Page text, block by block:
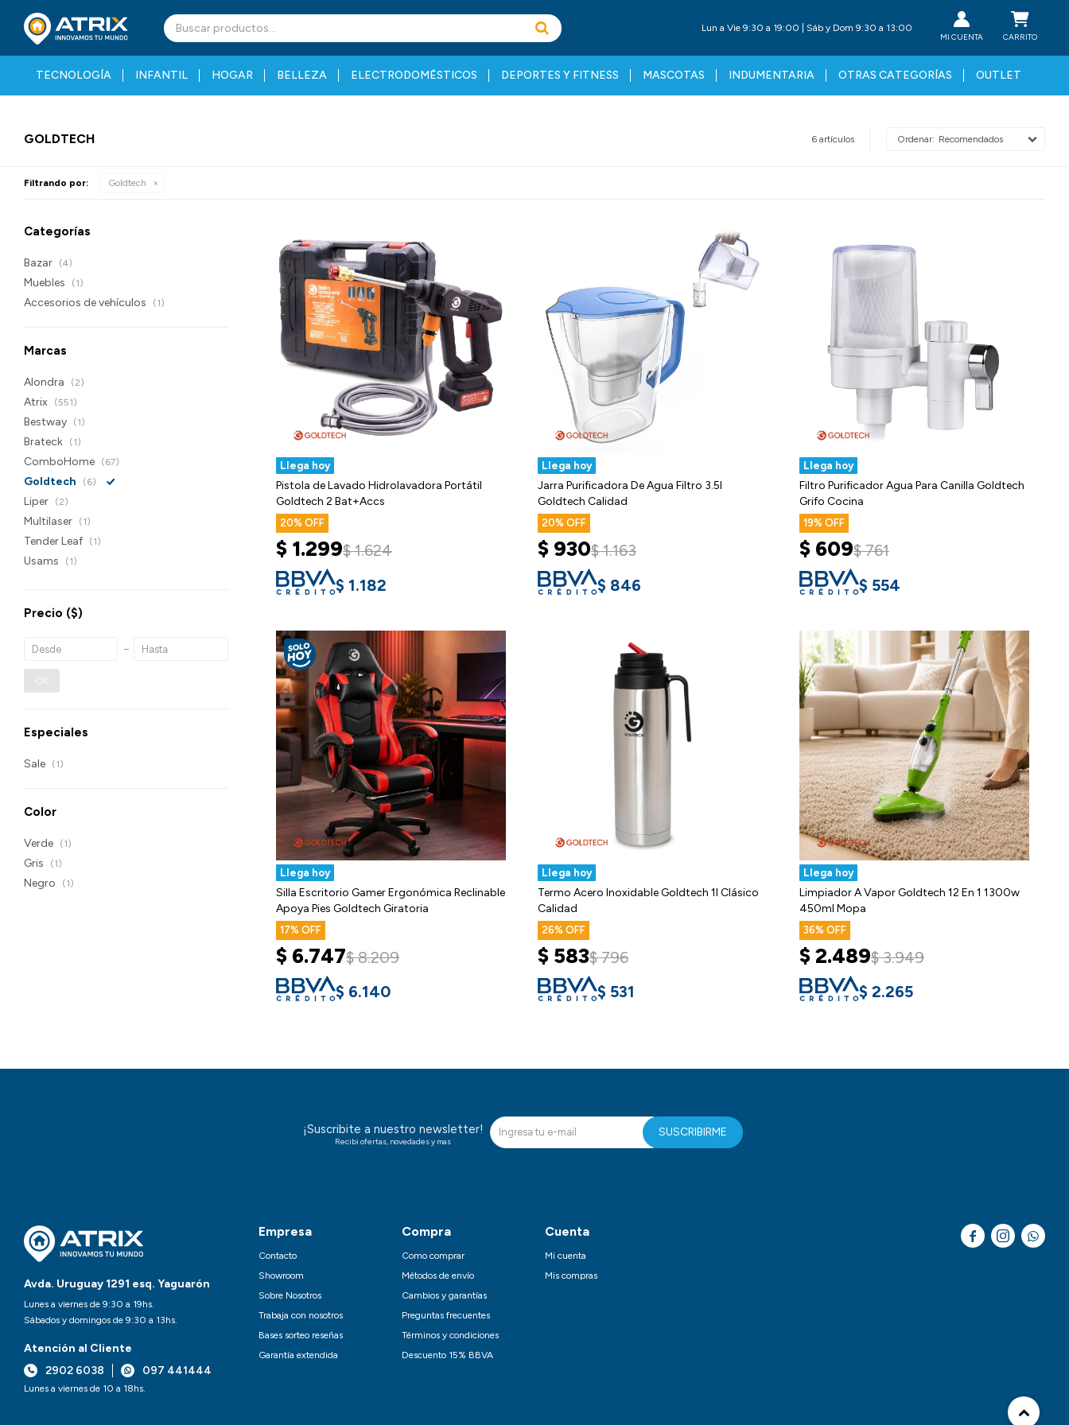
TECNOLOGÍA INFANTIL HOGAR BELLEZA ELECTRODOMÉSTICOS DEPORTES Y FITNESS MASCOTAS INDUMENTARIA OTRAS CATEGORÍAS OUTLET
Lun a Vie 9:30 a 19:00 | Sáb y Dom 9:30 a 13:00
GOLDTECH 6 artículos Recomendados
Filtrando por: Goldtech
Llega hoy
Pistola de Lavado Hidrolavadora Portátil
Goldtech 2 Bat+Accs
20
$ 1.299$ 1.624
$ 1.182
Llega hoy
Jarra Purificadora De Agua Filtro 3.5l
Goldtech Calidad
20
$ 930$ 1.163
$ 846
Llega hoy
Filtro Purificador Agua Para Canilla Goldtech
Grifo Cocina
19
$ 609$ 761
$ 554
Llega hoy
Silla Escritorio Gamer Ergonómica Reclinable
Apoya Pies Goldtech Giratoria
17
$ 6.747$ 8.209
$ 6.140
Llega hoy
Termo Acero Inoxidable Goldtech 1l Clásico
Calidad
26
$ 583$ 796
$ 531
Llega hoy
Limpiador A Vapor Goldtech 12 En 1 1300w
450ml Mopa
36
$2.489$ 3.949
$ 2.265
Categorías
Bazar (4)
Muebles (1)
Accesorios de vehículos (1)
Marcas
Alondra (2)
Atrix (551)
Bestway (1)
Brateck (1)
ComboHome (67)
Goldtech (6)
Liper (2)
Multilaser (1)
Tender Leaf (1)
Usams (1)
Precio ($)
OK
Especiales
Sale (1)
Color
Verde (1)
Gris (1)
Negro (1)
Avda. Uruguay 1291 esq. Yaguarón
Lunes a viernes de 9:30 a 19hs.
Sábados y domingos de 9:30 a 13hs.
Atención al Cliente
2902 6038
097 441444
Lunes a viernes de 10 a 18hs.
Empresa
Contacto
Showroom
Sobre Nosotros
Trabaja con nosotros
Bases sorteo reseñas
Garantía extendida
Compra
Como comprar
Métodos de envío
Cambios y garantías
Preguntas frecuentes
Términos y condiciones
Descuento 15% BBVA
Cuenta
Mi cuenta
Mis compras
¡Suscribite a nuestro newsletter!
Recibi ofertas, novedades y mas
SUSCRIBIRME
  